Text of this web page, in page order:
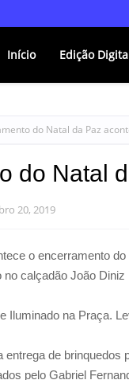
Início Edição
do Natal da Paz
do Natal
20, 2019
o encerramento
calçadão João Diniz
Iluminado na Praça.
entrega de
pelo Gabriel